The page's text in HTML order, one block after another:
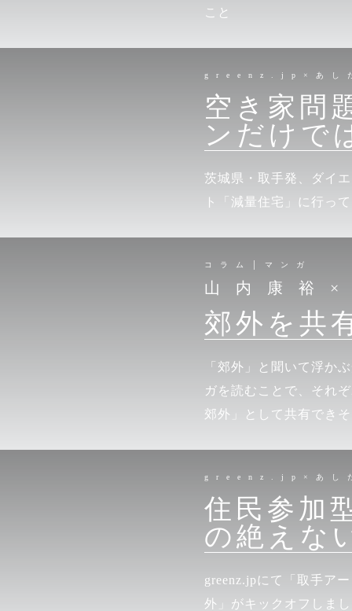
こと
greenz.jp×あし
空き家問
ンだけで
茨城県・取手発、ダイ
ト「減量住宅」に行っ
コラム│マンガ
山内康裕
郊外を共
「郊外」と聞いて浮か
ガを読むことで、それ
郊外」として共有でき
greenz.jp×あし
住民参加
の絶えな
greenz.jpにて「取手ア
外」がキックオフしま